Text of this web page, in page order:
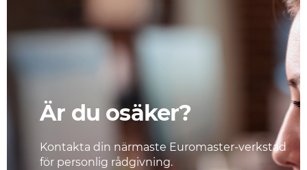
Är du osäker?
Kontakta din närmaste Euromaster-verkstad
för personlig rådgivning.